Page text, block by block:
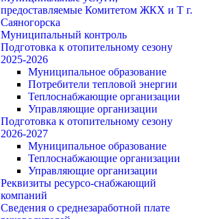
предоставляемые Комитетом ЖКХ и Т г.
Саяногорска
Муниципальный контроль
Подготовка к отопительному сезону
2025-2026
Муниципальное образование
Потребители тепловой энергии
Теплоснабжающие организации
Управляющие организации
Подготовка к отопительному сезону
2026-2027
Муниципальное образование
Теплоснабжающие организации
Управляющие организации
Реквизиты ресурсо-снабжающий
компаний
Сведения о среднезаработной плате